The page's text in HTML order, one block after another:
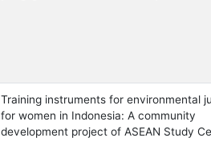
Training instruments for environmental
for women in Indonesia: A community
development project of ASEAN Study